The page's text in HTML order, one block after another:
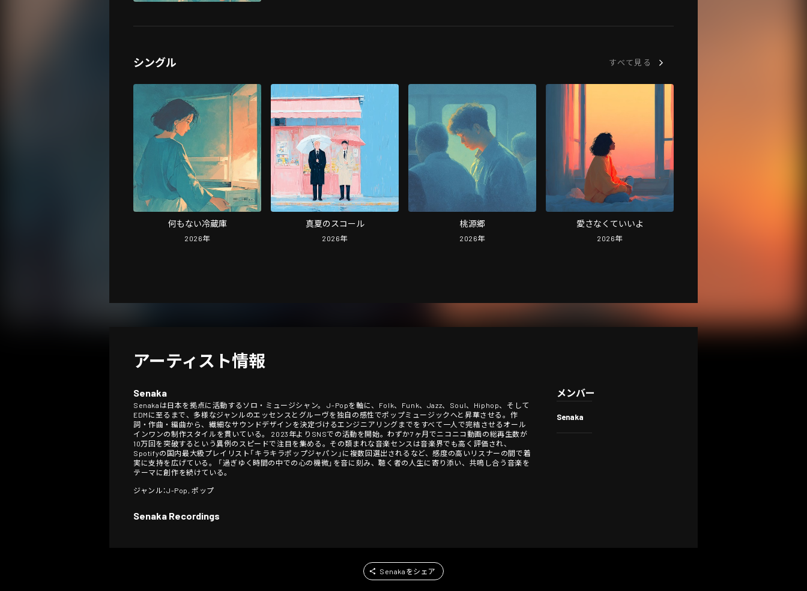
シングル すべて見る
何もない冷蔵庫
2026年
真夏のスコール
2026年
桃源郷
2026年
愛さなくていいよ
2026年
アーティスト情報
Senaka
Senakaは日本を拠点に活動するソロ・ミュージシャン。 J-Popを軸に、Folk、Funk、Jazz、Soul、Hiphop、そして
EDMに至るまで、多様なジャンルのエッセンスとグルーヴを独自の感性でポップミュージックへと昇華させる。作
詞・作曲・編曲から、繊細なサウンドデザインを決定づけるエンジニアリングまでをすべて一人で完結させるオール
インワンの制作スタイルを貫いている。 2023年よりSNSでの活動を開始。わずか7ヶ月でニコニコ動画の総再生数が
10万回を突破するという異例のスピードで注目を集める。その類まれな音楽センスは音楽界でも高く評価され、
Spotifyの国内最大級プレイリスト「キラキラポップジャパン」に複数回選出されるなど、感度の高いリスナーの間で着
実に支持を広げている。 「過ぎゆく時間の中での心の機微」を音に刻み、聴く者の人生に寄り添い、共鳴し合う音楽を
テーマに創作を続けている。
ジャンル：J-Pop, ポップ
メンバー
Senaka
Senaka Recordings
Senakaをシェア